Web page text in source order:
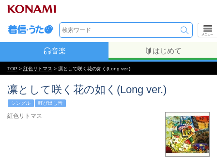
メニュー
音楽 はじめて
TOP > 紅色リトマス > 凛として咲く花の如く(Long ver.)
凛として咲く花の如く(Long ver.)
シングル 呼び出し音
紅色リトマス